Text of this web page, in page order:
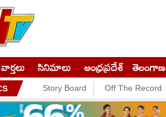
వార్తలు సినిమాలు ఆంధ్రప్రదేశ్ తెలంగాణ
Story Board Off The Record